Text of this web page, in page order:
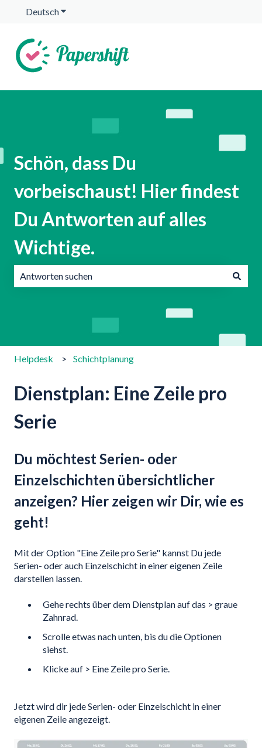
DeutschUntermenü für Übersetzungen anzeigen
Schön, dass Du
vorbeischaust! Hier findest
Du Antworten auf alles
Wichtige.
Helpdesk Schichtplanung
Dienstplan: Eine Zeile pro
Serie
Du möchtest Serien- oder
Einzelschichten übersichtlicher
anzeigen? Hier zeigen wir Dir, wie es
geht!
Mit der Option "Eine Zeile pro Serie" kannst Du jede
Serien- oder auch Einzelschicht in einer eigenen Zeile
darstellen lassen.
Gehe rechts über dem Dienstplan auf das > graue
Zahnrad.
Scrolle etwas nach unten, bis du die Optionen
siehst.
Klicke auf > Eine Zeile pro Serie.
Jetzt wird dir jede Serien- oder Einzelschicht in einer
eigenen Zeile angezeigt.